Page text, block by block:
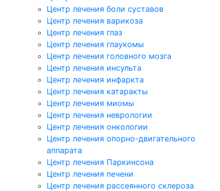
Центр лечения боли суставов
Центр лечения варикоза
Центр лечения глаз
Центр лечения глаукомы
Центр лечения головного мозга
Центр лечения инсульта
Центр лечения инфаркта
Центр лечения катаракты
Центр лечения миомы
Центр лечения неврологии
Центр лечения онкологии
Центр лечения опорно-двигательного
аппарата
Центр лечения Паркинсона
Центр лечения печени
Центр лечения рассеянного склероза